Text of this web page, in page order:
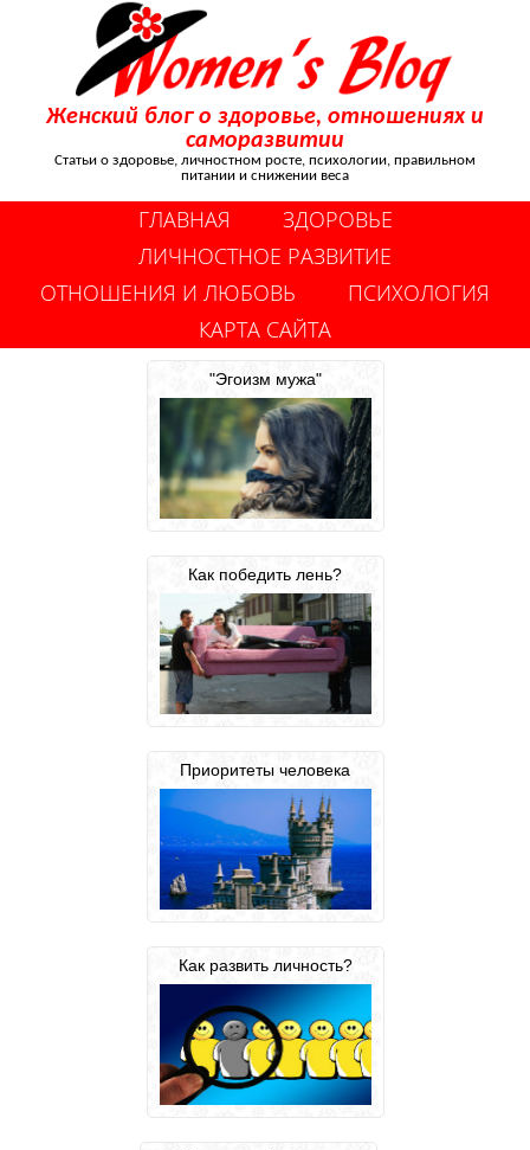
Женский блог о здоровье, отношениях и
саморазвитии
Статьи о здоровье, личностном росте, психологии, правильном
питании и снижении веса
ГЛАВНАЯ
ЗДОРОВЬЕ
ЛИЧНОСТНОЕ РАЗВИТИЕ
ОТНОШЕНИЯ И ЛЮБОВЬ
ПСИХОЛОГИЯ
КАРТА САЙТА
"Эгоизм мужа"
Как победить лень?
Приоритеты человека
Как развить личность?